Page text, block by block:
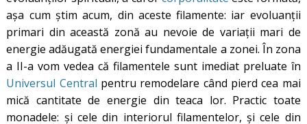
așa cum știm acum, din aceste filamente: iar evoluanții
primari din această zonă au nevoie de variații mari de
energie adăugată energiei fundamentale a zonei. În zona
a II-a vom vedea că filamentele sunt imediat preluate în
Universul Central pentru remodelare când pierd cea mai
mică cantitate de energie din teaca lor. Practic toate
monadele: și cele din interiorul filamentelor, și cele din